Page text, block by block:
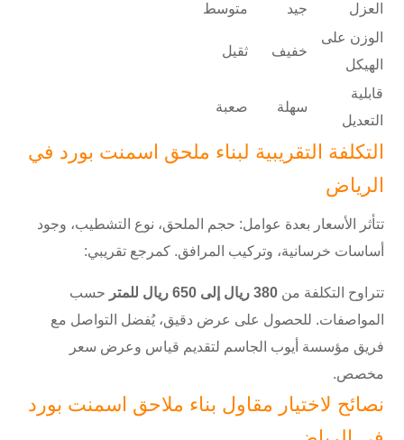
العزل
جيد
متوسط
الوزن على
الهيكل
خفيف ثقيل
قابلية
التعديل
سهلة صعبة
التكلفة التقريبية لبناء ملحق اسمنت بورد في
الرياض
تتأثر الأسعار بعدة عوامل: حجم الملحق، نوع التشطيب، وجود
أساسات خرسانية، وتركيب المرافق. كمرجع تقريبي:
تتراوح التكلفة من380 ريال إلى 650 ريال للمتر
حسب
المواصفات. للحصول على عرض دقيق، يُفضل التواصل مع
فريق مؤسسة أيوب الجاسم لتقديم قياس وعرض سعر
مخصص.
نصائح لاختيار مقاول بناء ملاحق اسمنت بورد